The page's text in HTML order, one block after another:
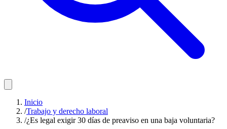
Inicio
/Trabajo y derecho laboral
/¿Es legal exigir 30 días de preaviso en una baja voluntaria?